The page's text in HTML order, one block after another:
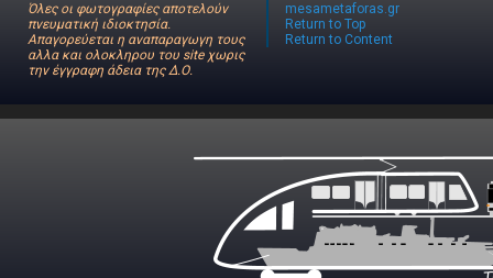
Όλες οι φωτογραφίες αποτελούν
πνευματική ιδιοκτησία.
Απαγορεύεται η αναπαραγωγη τους
αλλα και ολοκληρου του site χωρις
την έγγραφη άδεια της Δ.Ο.
mesametaforas.gr
Return to Top
Return to Content